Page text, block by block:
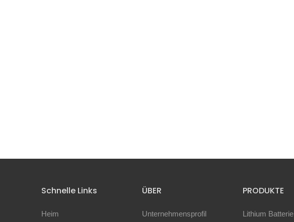
Schnelle Links
Heim
ÜBER
Unternehmensprofil
PRODUKTE
Lithium Batterie